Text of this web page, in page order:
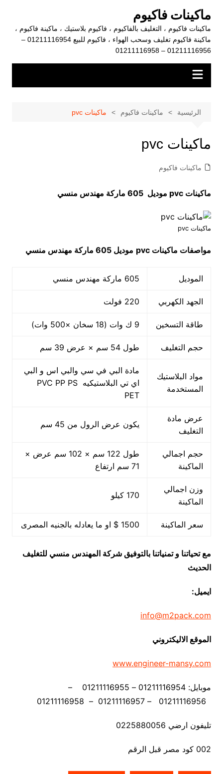
المحتوى
ماكينات فاكيوم
ماكينات فاكيوم ، التغليف بالفاكيوم ، فاكيوم بلاستيك ، ماكينة فاكيوم ،
ماكينة فاكيوم تغليف وسحب الهواء ، فاكيوم للبيع 01211116954 –
01211116956 – 01211116958
الرئيسية ماكينات فاكيوم ماكينات pvc
ماكينات pvc
ماكينات فاكيوم
ماكينات pvc موديل 605 ماركة مهندس منسي
ماكينات pvc
مواصفات ماكينات pvc موديل 605 ماركة مهندس منسي
الموديل 605 ماركة مهندس منسي
الجهد الكهربي 220 فولت
طاقة التسخين 9 ك وات (18 سخان ×500 وات)
حجم التغليف طول 54 سم × عرض 39 سم
مواد البلاستيك
المستخدمة
مادة البي في سي والبي اس و البي
اي تي البلاستيكيه PVC PP PS
PET
عرض مادة
التغليف
يكون عرض الرول من 45 سم
حجم اجمالي
الماكينة
طول 122 سم × 102 سم عرض ×
71 سم ارتفاع
وزن اجمالي
الماكينة
170 كيلو
سعر الماكينة 1500 $ او ما يعادله بالجنيه المصرى
مع تحياتنا و تمنياتنا بالتوفيق شركة المهندس منسي للتغليف
الحديث
ايميل:
info@m2pack.com
الموقع الاليكتروني
www.engineer-mansy.com
موبايل: 01211116954 – 01211116955 –
تليفون ارضي 0225880056
002 كود مصر قبل الرقم